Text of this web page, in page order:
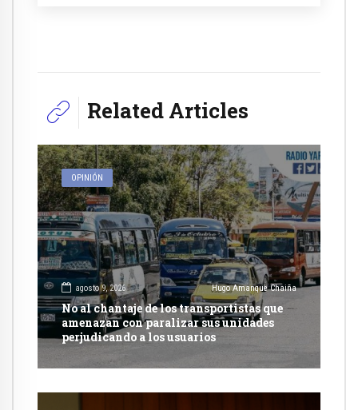
Related Articles
OPINIÓN
agosto 9, 2026 Hugo Amanque Chaiña
No al chantaje de los transportistas que
amenazan con paralizar sus unidades
perjudicando a los usuarios